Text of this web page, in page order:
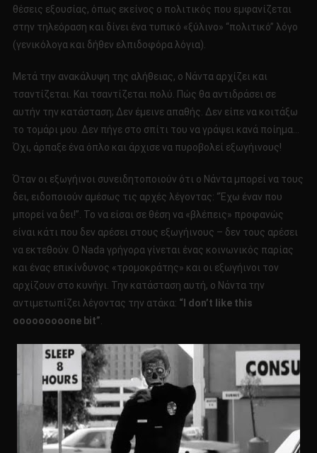
θέσεις εξουσίας, όπως εκείνος ο πολιτικός που εμφανίζεται
στην τηλεόραση και δίνει ένα τυπικό «ξύλινο» “πολιτικό” λόγο
(γενικόλογα και δήθεν ελπιδοφόρα λόγια).
Μετά την ανακάλυψη της αλήθειας, ο Νάντα αρχίζει και
τσαντίζεται. Και τσαντίζεται πολύ. Πώς θα αντιδράσει σε
αυτήν την κατάσταση; Δεν έμεινε απαθής. Δεν είπε να κοιτάξω
το τομάρι μου. Δεν πήγε στο σπίτι του να γράψει κανά ποίημα…
Όχι, άρπαξε ένα όπλο και άρχισε να πυροβολεί εξωγήινους!
Όταν οι εξωγήινοι συνειδητοποιούν ότι ο Νάντα μπορεί να τους
δει, ειδοποιούν αμέσως τις αρχές λέγοντας: “Έχω έναν που
μπορεί να δει!”. Το να είσαι σε θέση να «βλέπεις» προφανώς
είναι κάτι που δεν αρέσει στους εξωγήινους – δεν τους αρέσει
να εκτεθούν. Ο Nada γρήγορα γίνεται ένας κοινωνικός παρίας
και ένας επικίνδυνος «τρομοκράτης» και οι εξωγήινοι τον
αρχίζουν στο κυνήγι. Την κατάσταση αυτή, ο Νάντα την
αντιμετωπίζει λέγοντας την ατάκα: “I don’t like this
ooooooooone bit”